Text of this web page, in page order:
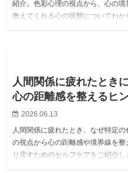
紹介。色彩心理の視点から、心の
教えてくれる心の状態についてわか
人間関係に疲れたとき
心の距離感を整えるヒ
2026.06.13
人間関係に疲れたとき、なぜ特定
の視点から心の距離感や境界線を
り戻すためのセルフケアをご紹介し